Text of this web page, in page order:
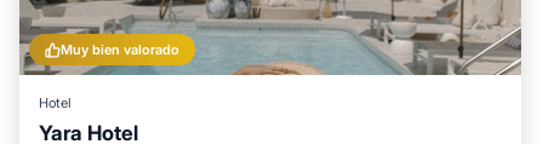
Muy bien valorado
Hotel
Yara Hotel